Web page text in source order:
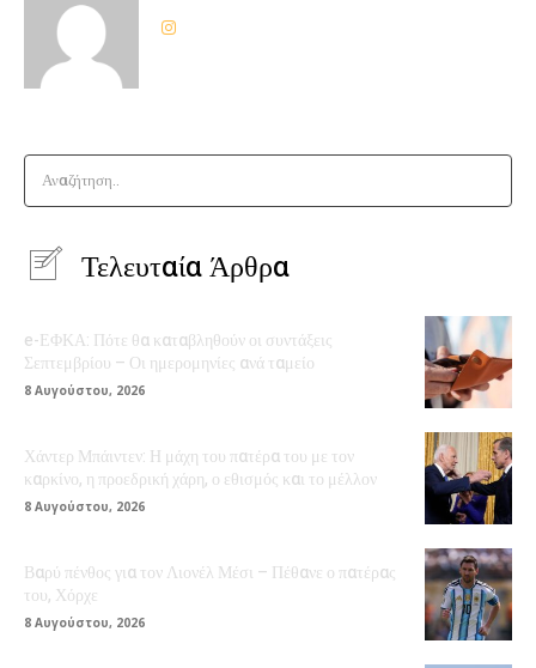
Αναζήτηση..
Τελευταία Άρθρα
e-ΕΦΚΑ: Πότε θα καταβληθούν οι συντάξεις
Σεπτεμβρίου – Οι ημερομηνίες ανά ταμείο
8 Αυγούστου, 2026
Χάντερ Μπάιντεν: Η μάχη του πατέρα του με τον
καρκίνο, η προεδρική χάρη, ο εθισμός και το μέλλον
8 Αυγούστου, 2026
Βαρύ πένθος για τον Λιονέλ Μέσι – Πέθανε ο πατέρας
του, Χόρχε
8 Αυγούστου, 2026